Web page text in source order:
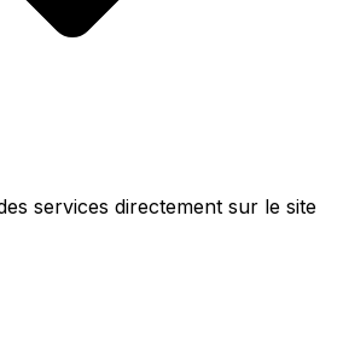
services directement sur le site